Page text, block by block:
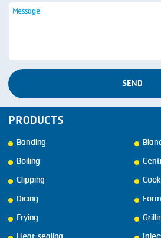
SEND
PRODUCTS
Banding
Boiling
Clipping
Dicing
Frying